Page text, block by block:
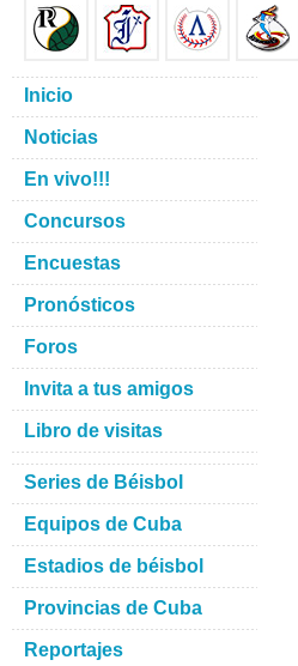
Inicio
Noticias
En vivo!!!
Concursos
Encuestas
Pronósticos
Foros
Invita a tus amigos
Libro de visitas
Series de Béisbol
Equipos de Cuba
Estadios de béisbol
Provincias de Cuba
Reportajes